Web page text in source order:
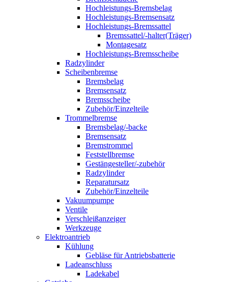
Hochleistungs-Bremsbelag
Hochleistungs-Bremsensatz
Hochleistungs-Bremssattel
Bremssattel/-halter(Träger)
Montagesatz
Hochleistungs-Bremsscheibe
Radzylinder
Scheibenbremse
Bremsbelag
Bremsensatz
Bremsscheibe
Zubehör/Einzelteile
Trommelbremse
Bremsbelag/-backe
Bremsensatz
Bremstrommel
Feststellbremse
Gestängesteller/-zubehör
Radzylinder
Reparatursatz
Zubehör/Einzelteile
Vakuumpumpe
Ventile
Verschleißanzeiger
Werkzeuge
Elektroantrieb
Kühlung
Gebläse für Antriebsbatterie
Ladeanschluss
Ladekabel